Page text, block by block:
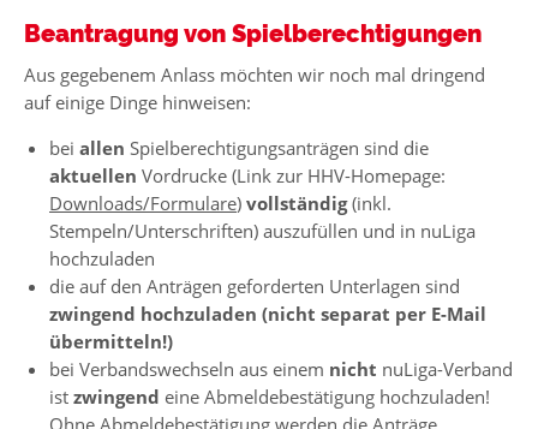
Beantragung von Spielberechtigungen
Aus gegebenem Anlass möchten wir noch mal dringend
auf einige Dinge hinweisen:
bei allen Spielberechtigungsanträgen sind die
aktuellen Vordrucke (Link zur HHV-Homepage:
Downloads/Formulare) vollständig(inkl.
Stempeln/Unterschriften) auszufüllen und in nuLiga
hochzuladen
die auf den Anträgen geforderten Unterlagen sind
zwingend hochzuladen (nicht separat per E-Mail
übermitteln!)
bei Verbandswechseln aus einem nicht nuLiga-Verband
ist zwingend eine Abmeldebestätigung hochzuladen!
Ohne Abmeldebestätigung werden die Anträge